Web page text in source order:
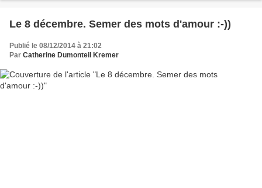
Le 8 décembre. Semer des mots d'amour :-))
Publié le 08/12/2014 à 21:02
Par Catherine Dumonteil Kremer